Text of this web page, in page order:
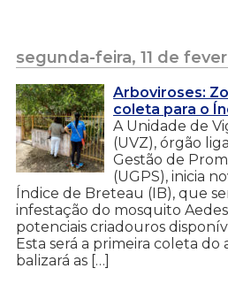
segunda-feira, 11 de
Arboviroses:
coleta para o
A Unidade de
(UVZ), órgão
Gestão de
(UGPS), inicia
Índice de Breteau (IB), que
infestação do mosquito
potenciais criadouros
Esta será a primeira coleta
balizará as […]